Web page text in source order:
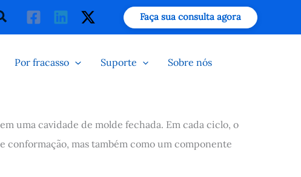
Faça sua consulta agora
Por fracasso Suporte Sobre nós
uma cavidade de molde fechada. Em cada ciclo, o
mas também como um componente